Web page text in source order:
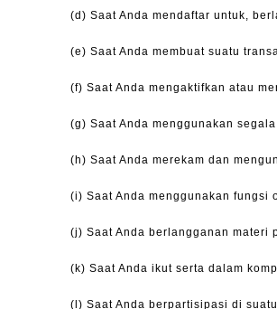
(d) Saat Anda mendaftar untuk,
(e) Saat Anda membuat suatu
(f) Saat Anda mengaktifkan atau
(g) Saat Anda menggunakan
(h) Saat Anda merekam dan
(i) Saat Anda menggunakan fungsi
(j) Saat Anda berlangganan materi
(k) Saat Anda ikut serta dalam
(l) Saat Anda berpartisipasi di